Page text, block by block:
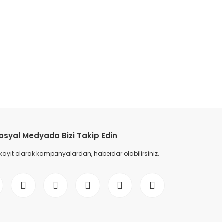
Medyada Bizi Takip Edin
olarak kampanyalardan, haberdar olabilirsiniz.